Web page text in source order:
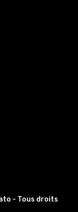
- Tous droits